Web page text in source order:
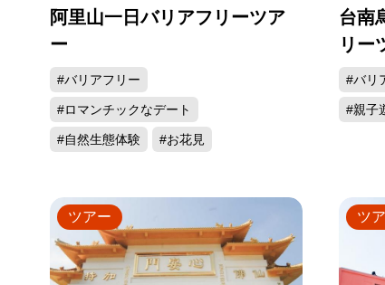
阿里山一日バリアフリーツア
ー
#バリアフリー
#ロマンチックなデート
#自然生態体験 #お花見
台南
リー
#バリ
#親子
ツアー ツ